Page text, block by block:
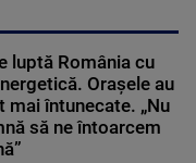
luptă România cu
Orașele au
mai întunecate. „Nu
să ne întoarcem